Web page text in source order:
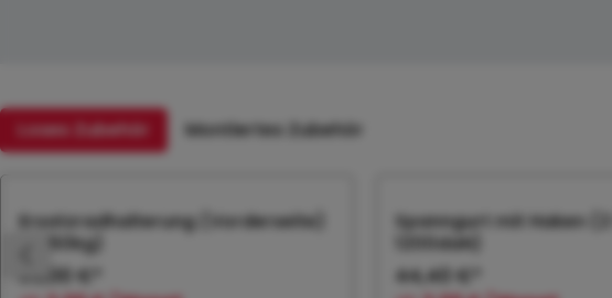
Loses Zubehör Montiertes Zubehör
Produktgalerie überspringen
Ersatzradhalterung (Vorderseite)
(>750kg)
36,00 €*
Spanngurt mit Haken (2
1200daN)
44,40 €*